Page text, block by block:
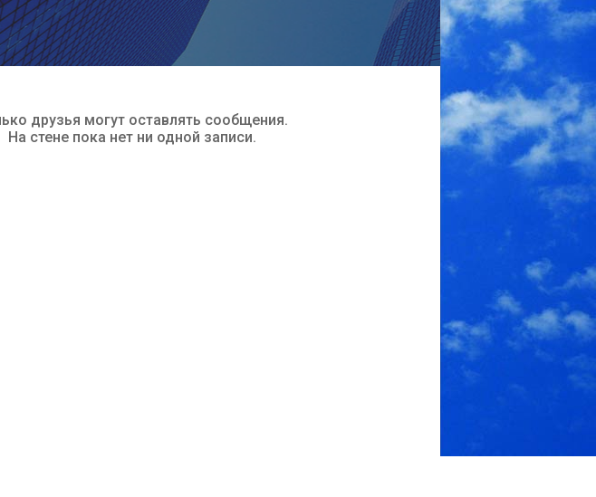
друзья могут оставлять сообщения.
На стене пока нет ни одной записи.